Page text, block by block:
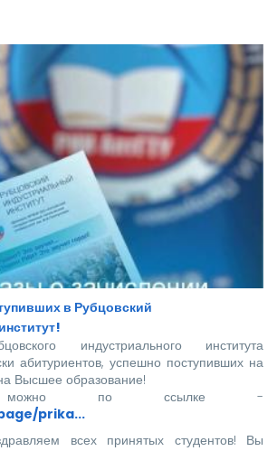
в Рубцовский
индустриального института
абитуриентов, успешно поступивших на
Высшее образование!
можно по ссылке -
prika...
всех принятых студентов! Вы